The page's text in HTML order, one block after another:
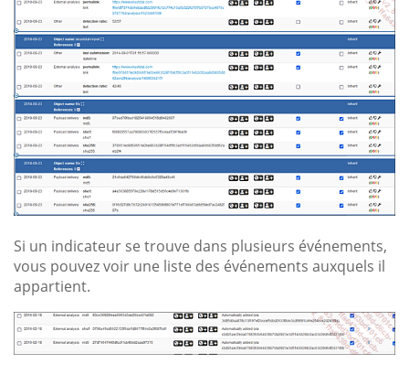
Si un indicateur se trouve dans plusieurs événements,
vous pouvez voir une liste des événements auxquels il
appartient.